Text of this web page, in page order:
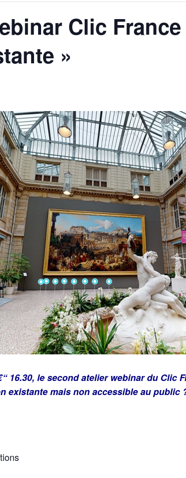
Clic
»
16.30, le second atelier webinar du Clic
existante mais non accessible au public